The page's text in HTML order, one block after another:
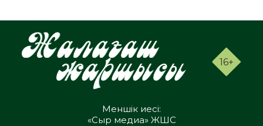
16+
Меншік иесі:
«Сыр медиа» ЖШС